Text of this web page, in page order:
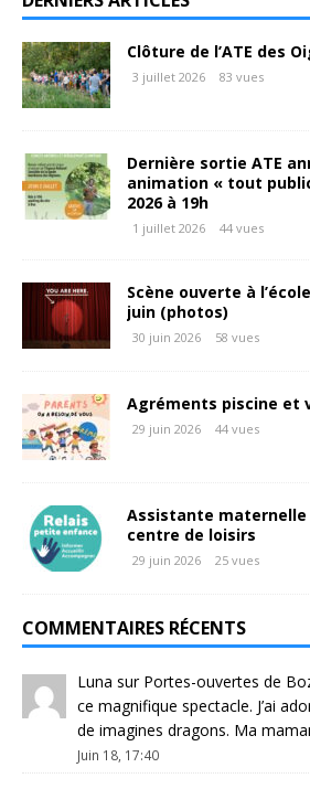
Clôture de l’ATE des
3 juillet 2026 83 vues
Dernière sortie ATE
animation « tout
2026 à 19h
1 juillet 2026 44 vues
Scène ouverte à
juin (photos)
30 juin 2026 58 vues
Agréments piscine et
29 juin 2026 44 vues
Assistante maternelle
centre de loisirs
29 juin 2026 25 vues
COMMENTAIRES RÉCENTS
Luna sur Portes-ouvertes de
ce magnifique spectacle. J’ai
de imagines dragons. Ma
Juin 18, 17:40